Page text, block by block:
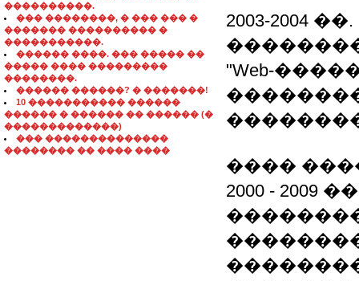
����������.
��� ��������, � ��� ��� �
������� ���������� �
�����������.
������ ����. ��� ����� ��
����� ���� ���������
��������.
������ ������? � �������!
10 ����������� ������
������ � ������ �� ������ (�
�������������)
��� ��������������
�������� �� ���� ����
2003-2004
"Web-
����
2000 - 2009
��������: